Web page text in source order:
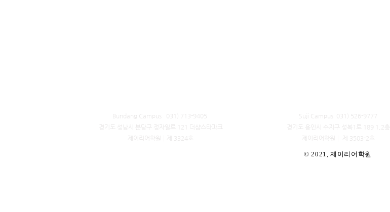
Bundang Campus 031) 713-9405 ​
경기도 성남시 분당구 정자일로 121 더샵스타파크
제이리어학원│제 3324호
Suji Campus 031) 526-9777
경기도 용인시 수지구 성복1로 189 1,2층
​제이리어학원│ 제 3503-2호
© 2021, 제이리어학원